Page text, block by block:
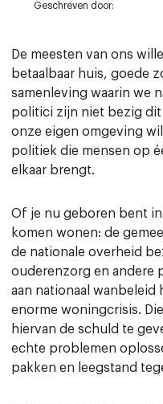
Geschreven door:
De meesten van ons
betaalbaar huis, goede
samenleving waarin we
politici zijn niet bezig dit
onze eigen omgeving
politiek die mensen op
elkaar brengt.
Of je nu geboren bent
komen wonen: de
de nationale overheid
ouderenzorg en andere
aan nationaal
enorme woningcrisis.
hiervan de schuld te
echte problemen
pakken en leegstand